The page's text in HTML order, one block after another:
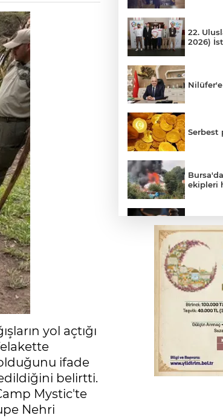
yol açtığı
olduğunu ifade
belirtti.
Mystic'te
Nehri
22.
2026)
Nilüfer'e
Serbest
ekipleri
TOFAŞ
başladı